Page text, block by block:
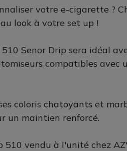
votre e-cigarette ?
look à votre set up !
Senor Drip sera idéal
compatibles avec
coloris chatoyants et
un maintien renforcé.
510 vendu à l'unité chez